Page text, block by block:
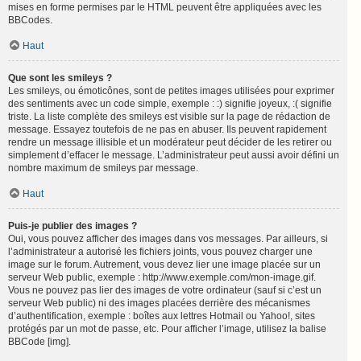
mises en forme permises par le HTML peuvent être appliquées avec les
BBCodes.
Haut
Que sont les smileys ?
Les smileys, ou émoticônes, sont de petites images utilisées pour exprimer
des sentiments avec un code simple, exemple : :) signifie joyeux, :( signifie
triste. La liste complète des smileys est visible sur la page de rédaction de
message. Essayez toutefois de ne pas en abuser. Ils peuvent rapidement
rendre un message illisible et un modérateur peut décider de les retirer ou
simplement d’effacer le message. L’administrateur peut aussi avoir défini un
nombre maximum de smileys par message.
Haut
Puis-je publier des images ?
Oui, vous pouvez afficher des images dans vos messages. Par ailleurs, si
l’administrateur a autorisé les fichiers joints, vous pouvez charger une
image sur le forum. Autrement, vous devez lier une image placée sur un
serveur Web public, exemple : http://www.exemple.com/mon-image.gif.
Vous ne pouvez pas lier des images de votre ordinateur (sauf si c’est un
serveur Web public) ni des images placées derrière des mécanismes
d’authentification, exemple : boîtes aux lettres Hotmail ou Yahoo!, sites
protégés par un mot de passe, etc. Pour afficher l’image, utilisez la balise
BBCode [img].